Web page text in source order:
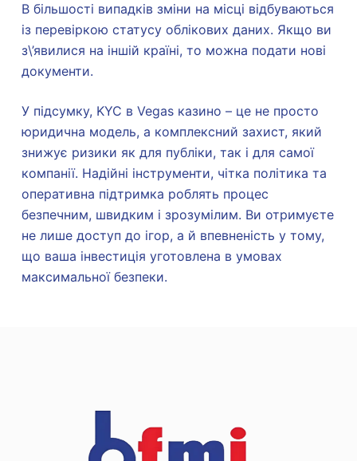
В більшості випадків зміни на місці відбуваються
із перевіркою статусу облікових даних. Якщо ви
з\’явилися на іншій країні, то можна подати нові
документи.
У підсумку, KYC в Vegas казино – це не просто
юридична модель, а комплексний захист, який
знижує ризики як для публіки, так і для самої
компанії. Надійні інструменти, чітка політика та
оперативна підтримка роблять процес
безпечним, швидким і зрозумілим. Ви отримуєте
не лише доступ до ігор, а й впевненість у тому,
що ваша інвестиція уготовлена в умовах
максимальної безпеки.